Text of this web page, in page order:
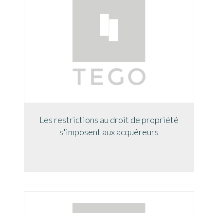
Les restrictions au droit de propriété
s'imposent aux acquéreurs